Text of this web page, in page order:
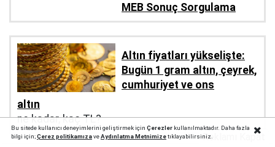
MEB Sonuç Sorgulama
Altın fiyatları yükselişte:
Bugün 1 gram altın, çeyrek,
cumhuriyet ve ons
altın
ne kadar, kaç TL?
Bu sitede kullanıcı deneyimlerini geliştirmek için Çerezlerkullanılmaktadır. Daha fazla
bilgi için;Çerez politikamızaveAydınlatma Metnimizetıklayabilirsiniz.Reklamı Kapat